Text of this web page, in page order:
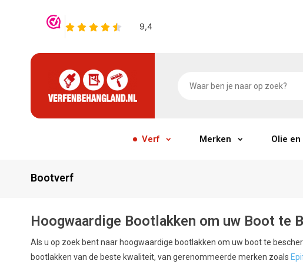
Verf Merken Olie
Bootverf
Hoogwaardige Bootlakken om uw Boot te
Als u op zoek bent naar hoogwaardige bootlakken om uw boot te
bootlakken van de beste kwaliteit, van gerenommeerde merken zoals